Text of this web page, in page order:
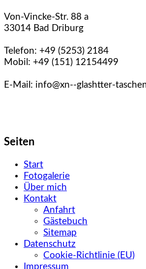
Von-Vincke-Str. 88 a
33014 Bad Driburg
Telefon: +49 (5253) 2184
Mobil: +49 (151) 12154499
E-Mail: info@xn--glashtter-
Seiten
Start
Fotogalerie
Über mich
Kontakt
Anfahrt
Gästebuch
Sitemap
Datenschutz
Cookie-Richtlinie (EU)
Impressum